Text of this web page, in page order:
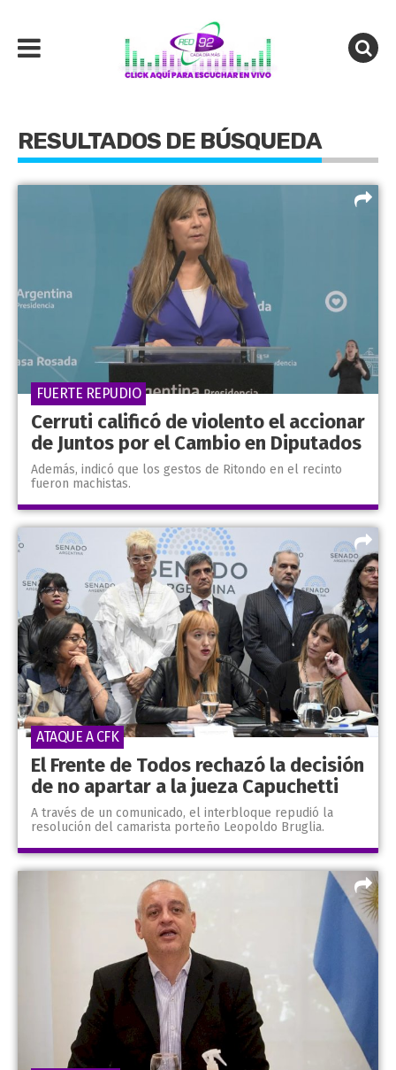
RESULTADOS DE BÚSQUEDA
Cerruti calificó de violento el accionar
de Juntos por el Cambio en Diputados
Además, indicó que los gestos de Ritondo en el recinto
fueron machistas.
FUERTE REPUDIO
El Frente de Todos rechazó la decisión
de no apartar a la jueza Capuchetti
A través de un comunicado, el interbloque repudió la
resolución del camarista porteño Leopoldo Bruglia.
ATAQUE A CFK